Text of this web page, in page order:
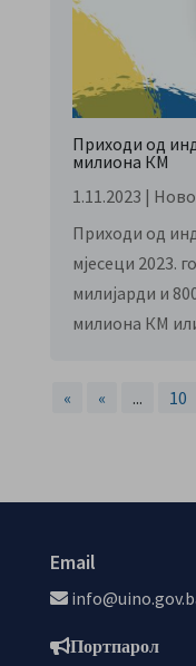
Приходи од
милиона КМ
1.11.2023 |
Приходи од
мјесеци 2023.
милијарди и
милиона КМ
« « ... 10
Email
Портпарол